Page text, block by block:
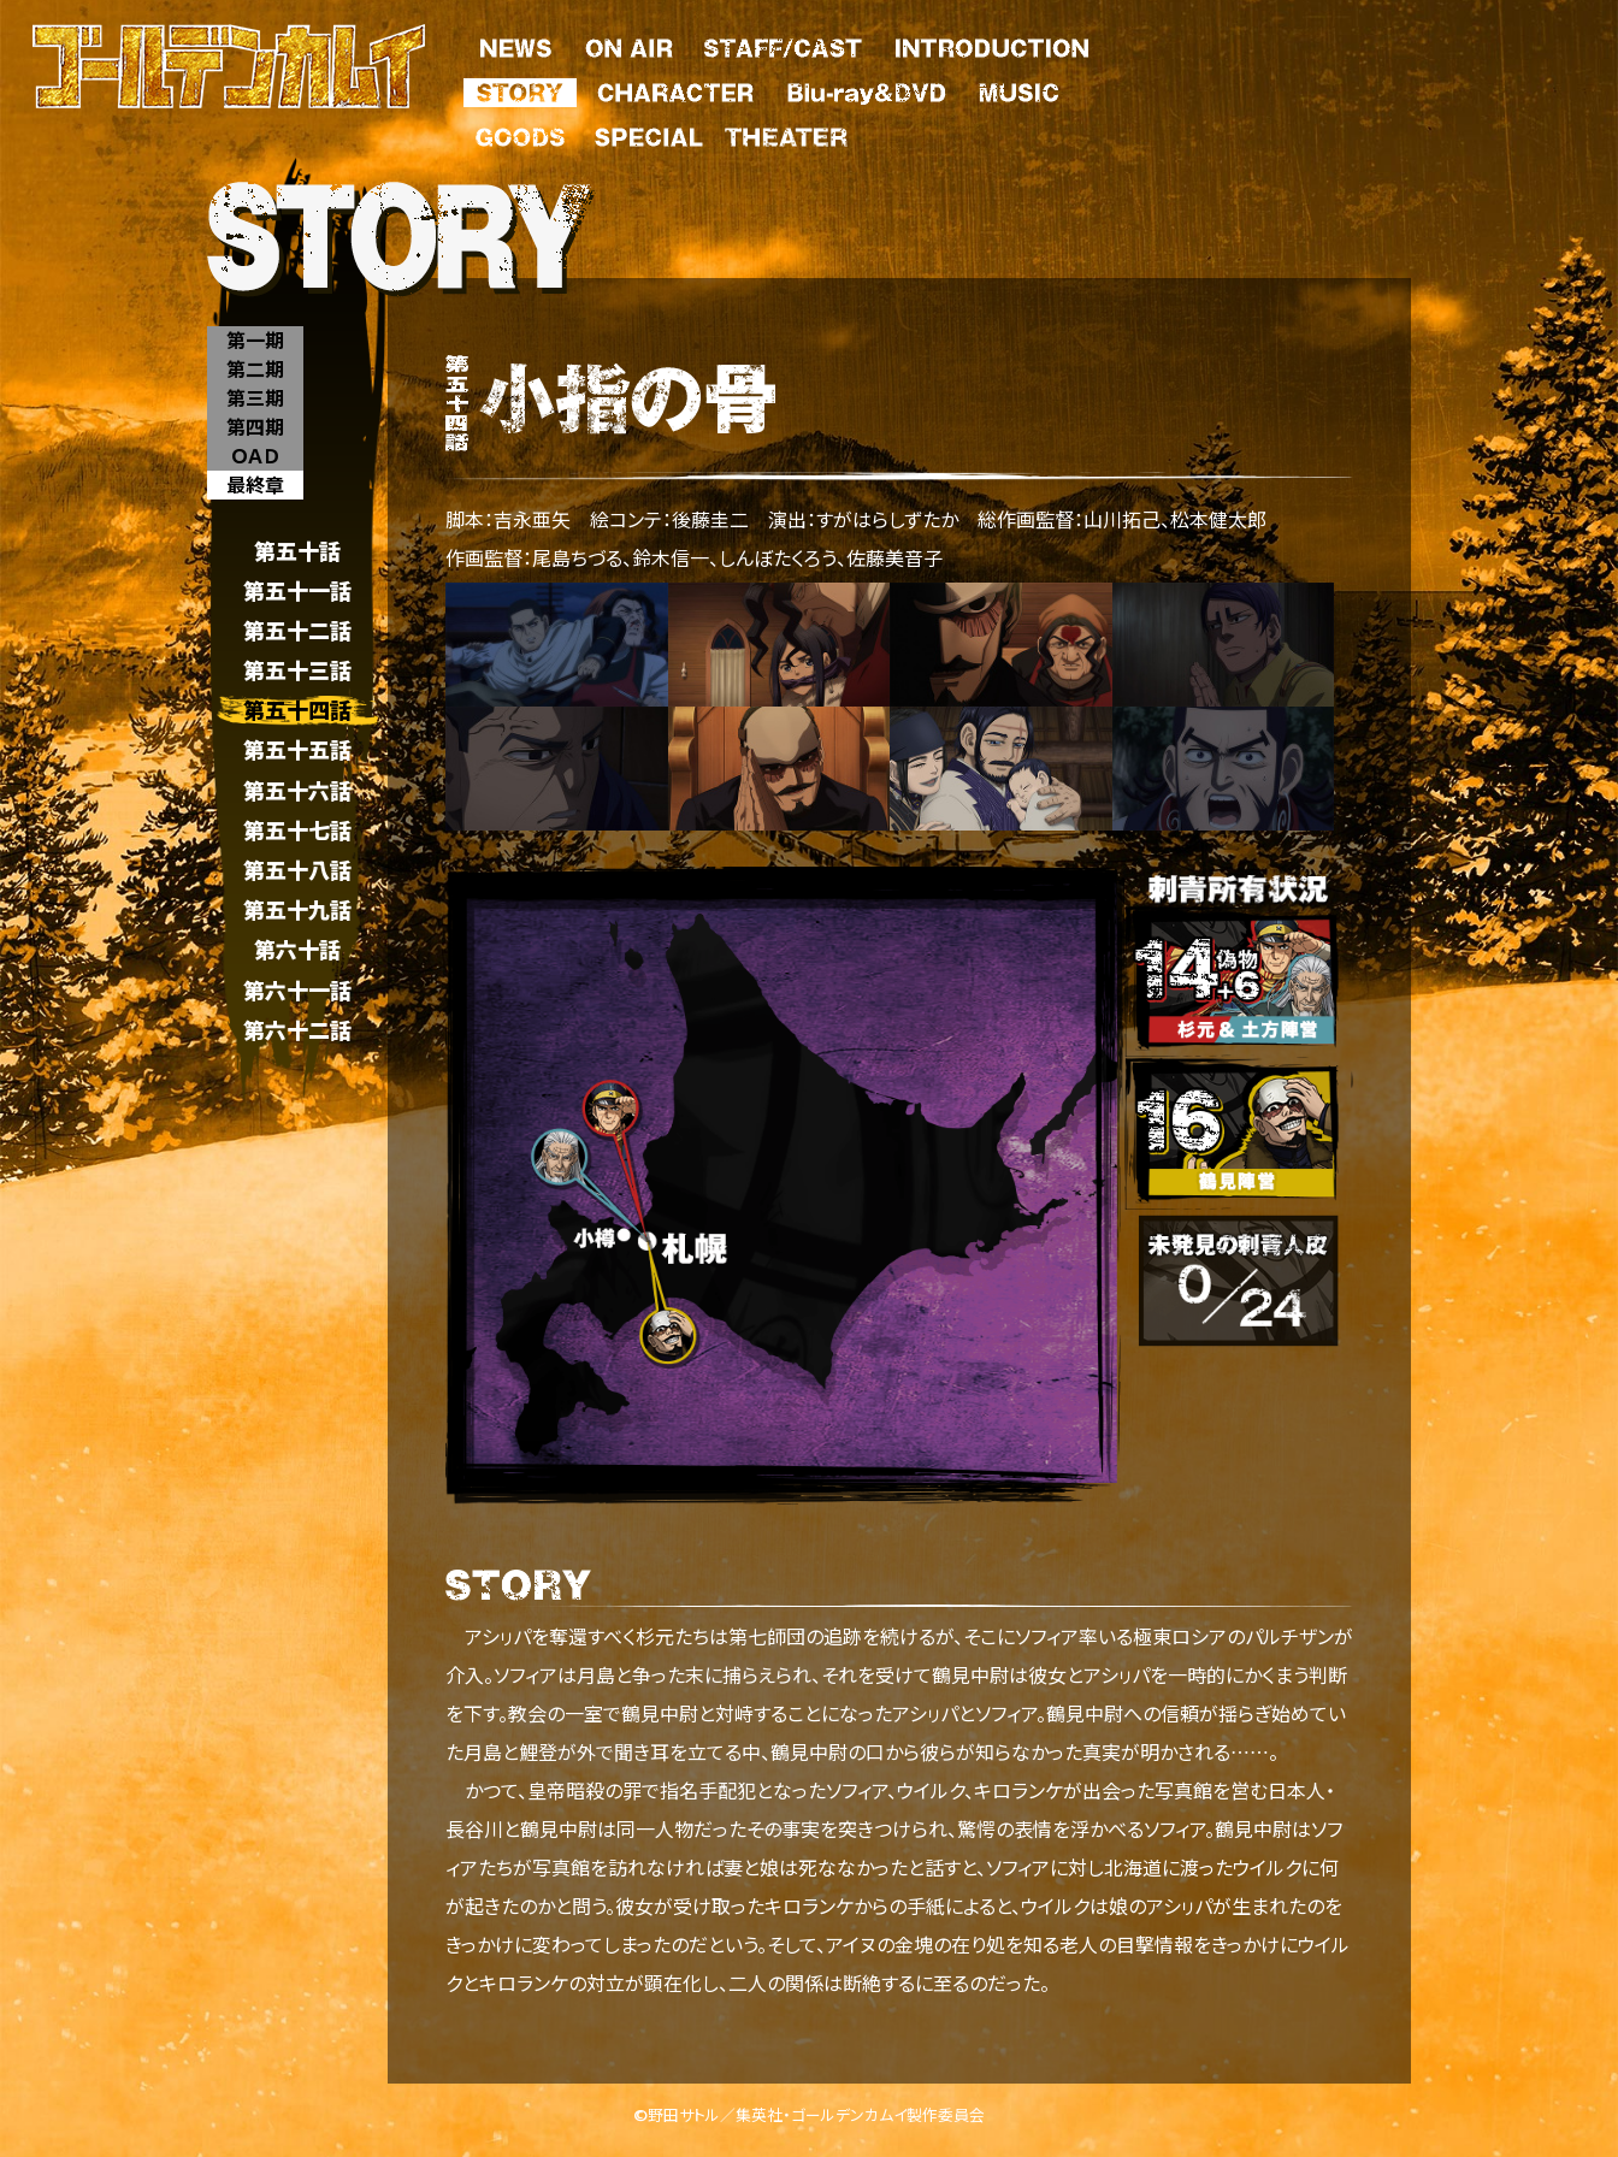
脚本：吉永亜矢絵コンテ：後藤圭二演出：すがはらしずたか総作画監督：山川拓己、松本健太郎
作画監督：尾島ちづる、鈴木信一、しんぼたくろう、佐藤美音子
アシㇼパを奪還すべく杉元たちは第七師団の追跡を続けるが、そこにソフィア率いる極東ロシアのパルチザンが
介入。ソフィアは月島と争った末に捕らえられ、それを受けて鶴見中尉は彼女とアシㇼパを一時的にかくまう判断
を下す。教会の一室で鶴見中尉と対峙することになったアシㇼパとソフィア。鶴見中尉への信頼が揺らぎ始めてい
た月島と鯉登が外で聞き耳を立てる中、鶴見中尉の口から彼らが知らなかった真実が明かされる……。
かつて、皇帝暗殺の罪で指名手配犯となったソフィア、ウイルク、キロランケが出会った写真館を営む日本人・
長谷川と鶴見中尉は同一人物だった――その事実を突きつけられ、驚愕の表情を浮かべるソフィア。鶴見中尉はソフ
ィアたちが写真館を訪れなければ妻と娘は死ななかったと話すと、ソフィアに対し北海道に渡ったウイルクに何
が起きたのかと問う。彼女が受け取ったキロランケからの手紙によると、ウイルクは娘のアシㇼパが生まれたのを
きっかけに変わってしまったのだという。そして、アイヌの金塊の在り処を知る老人の目撃情報をきっかけにウイル
クとキロランケの対立が顕在化し、二人の関係は断絶するに至るのだった。
第一期
第二期
第三期
第四期
ＯＡＤ
最終章
第五十話
第五十一話
第五十二話
第五十三話
第五十四話
第五十五話
第五十六話
第五十七話
第五十八話
第五十九話
第六十話
第六十一話
第六十二話
©野田サトル／集英社・ゴールデンカムイ製作委員会